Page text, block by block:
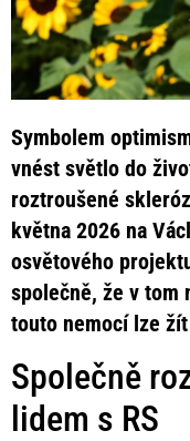
Symbolem
vnést světlo do
roztroušené
května 2026 na
osvětového
společně, že v tom
touto nemocí lze
Společně
lidem s RS